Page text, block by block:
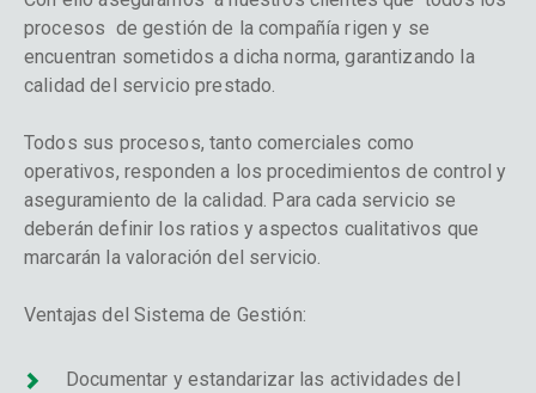
procesos de gestión de la compañía rigen y se
encuentran sometidos a dicha norma, garantizando la
calidad del servicio prestado.
Todos sus procesos, tanto comerciales como
operativos, responden a los procedimientos de control y
aseguramiento de la calidad. Para cada servicio se
deberán definir los ratios y aspectos cualitativos que
marcarán la valoración del servicio.
Ventajas del Sistema de Gestión:
Documentar y estandarizar las actividades del